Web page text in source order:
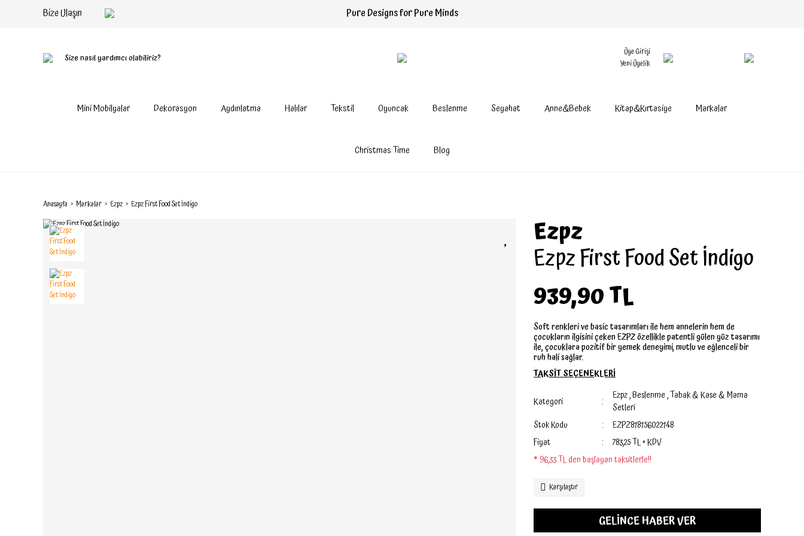
Bize Ulaşın Pure Designs for Pure Minds
Size nasıl yardımcı olabiliriz?
Üye Girişi
Yeni Üyelik
Mini Mobilyalar Dekorasyon Aydınlatma Halılar Tekstil Oyuncak Beslenme Seyahat Anne&Bebek Kitap&Kırtasiye Markalar
Christmas Time Blog
Anasayfa Markalar Ezpz Ezpz First Food Set İndigo
Ezpz
Ezpz First Food Set İndigo
939,90 TL
Soft renkleri ve basic tasarımları ile hem annelerin hem de
çocukların ilgisini çeken EZPZ özellikle patentli gülen yüz tasarımı
ile, çocuklara pozitif bir yemek deneyimi, mutlu ve eğlenceli bir
ruh hali sağlar.
TAKSİT SEÇENEKLERİ
Kategori Ezpz,Beslenme,Tabak & Kase & Mama
Setleri
Stok Kodu
EZPZ818156022148
Fiyat
783,25 TL + KDV
* 96,33 TL den başlayan taksitlerle!!
Karşılaştır
GELİNCE HABER VER